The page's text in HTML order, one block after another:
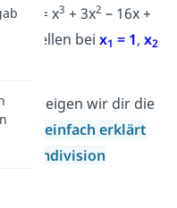
f(x) = x3 + 3x2 – 16x +
beix1 = 1,x2
6
zeigen wir dir die
einfach erklärt